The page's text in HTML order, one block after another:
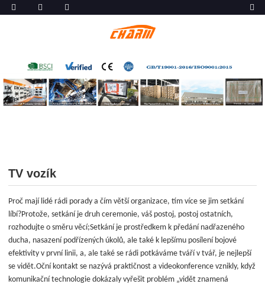
TV vozík
Proč mají lidé rádi porady a čím větší organizace, tím více se jim setkání
líbí?Protože, setkání je druh ceremonie, váš postoj, postoj ostatních,
rozhodujte o směru věcí;Setkání je prostředkem k předání nadřazeného
ducha, nasazení podřízených úkolů, ale také k lepšímu posílení bojové
efektivity v první linii, a, ale také se rádi potkáváme tváří v tvář, je nejlepší
se vidět.Oční kontakt se nazývá praktičnost a videokonference vznikly, když
komunikační technologie dokázaly vyřešit problém „vidět znamená